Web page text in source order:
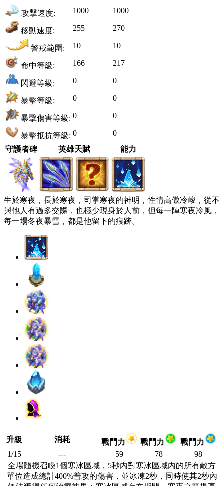
攻擊速度: 1000 1000
移動速度: 255 270
警戒範圍: 10 10
命中等級: 166 217
閃避等級: 0 0
暴擊等級: 0 0
暴擊傷害等級: 0 0
暴擊抵抗等級: 0
0
守護者碑
英雄天賦 能力
生於寒夜，長於寒夜，司掌寒夜的神明，性情高傲冷峻，從不
與他人有過多交際，也極少現身於人前，但每一陣寒夜冷風，
每一場冬夜暴雪，都是他留下的痕跡。
升級 消耗 戰鬥力 戰鬥力
戰鬥力
1/15
--- 59 78
98
全場隨機召喚1個寒冰區域，5秒內對寒冰區域內的所有敵方
單位造成總計400%普攻的傷害，並冰凍2秒，同時使其2秒內